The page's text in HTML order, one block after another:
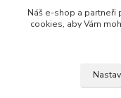
10100 Praha 10
Náš e-shop a partneři
cookies, aby Vám